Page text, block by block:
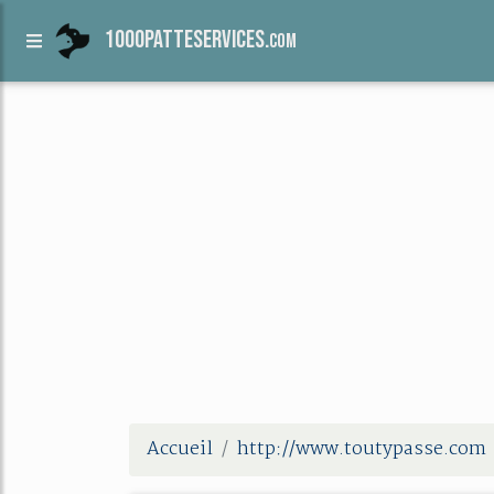
1000patteservices.com
Accueil http://www.toutypasse.com